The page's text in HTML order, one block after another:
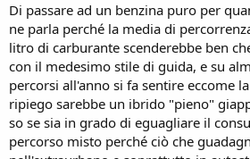
Di passare ad un benzina puro per
ne parla perché la media di
litro di carburante scenderebbe ben
con il medesimo stile di guida, e su
percorsi all'anno si fa sentire eccome
ripiego sarebbe un ibrido "pieno"
so se sia in grado di eguagliare il
percorso misto perché ciò che